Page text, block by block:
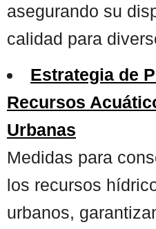
asegurando su
calidad para
Estrategia de
Recursos
Urbanas
Medidas para
los recursos
urbanos,